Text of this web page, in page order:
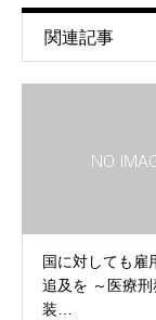
関連記事
国に対しても雇
追及を ～医療
装…